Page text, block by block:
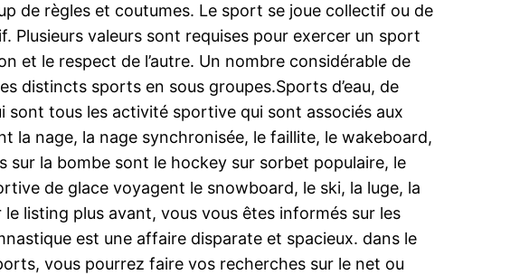
de règles et coutumes. Le sport se joue collectif ou de
Plusieurs valeurs sont requises pour exercer un sport
et le respect de l’autre. Un nombre considérable de
distincts sports en sous groupes.Sports d’eau, de
sont tous les activité sportive qui sont associés aux
la nage, la nage synchronisée, le faillite, le wakeboard,
la bombe sont le hockey sur sorbet populaire, le
de glace voyagent le snowboard, le ski, la luge, la
listing plus avant, vous vous êtes informés sur les
est une affaire disparate et spacieux. dans le
vous pourrez faire vos recherches sur le net ou